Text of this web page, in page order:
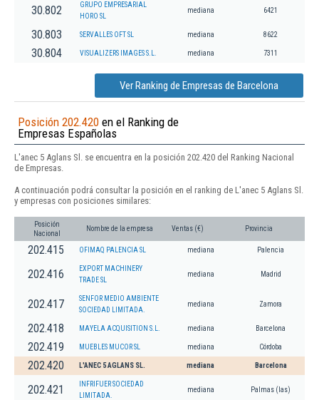
30.802
GRUPO EMPRESARIAL
HORO SL
mediana 6421
30.803 SERVALLES OFT SL mediana 8622
30.804 VISUALIZERS IMAGES S.L. mediana 7311
Ver Ranking de Empresas de Barcelona
Posición 202.420 en el Ranking de
Empresas Españolas
L'anec 5 Aglans Sl. se encuentra en la posición 202.420 del Ranking Nacional
de Empresas.
A continuación podrá consultar la posición en el ranking de L'anec 5 Aglans Sl.
y empresas con posiciones similares:
Posición
Nacional
Nombre de la empresa Ventas (€) Provincia
202.415 OFIMAQ PALENCIA SL mediana Palencia
202.416
EXPORT MACHINERY
TRADE SL
mediana Madrid
202.417
SENFOR MEDIO AMBIENTE
SOCIEDAD LIMITADA.
mediana Zamora
202.418 MAYELA ACQUISITION S.L. mediana Barcelona
202.419 MUEBLES MUCOR SL mediana Córdoba
202.420 L'ANEC 5 AGLANS SL. mediana Barcelona
202.421
INFRIFUER SOCIEDAD
LIMITADA.
mediana Palmas (las)